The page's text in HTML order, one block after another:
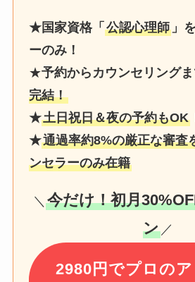
★国家資格「公認心理師 」
ーのみ！
★予約からカウンセリング
完結！
★土日祝日＆夜の予約もOK
★通過率約8%の厳正な審査
ンセラーのみ在籍
＼ 今だけ！初月
ン／
2980円でプロの